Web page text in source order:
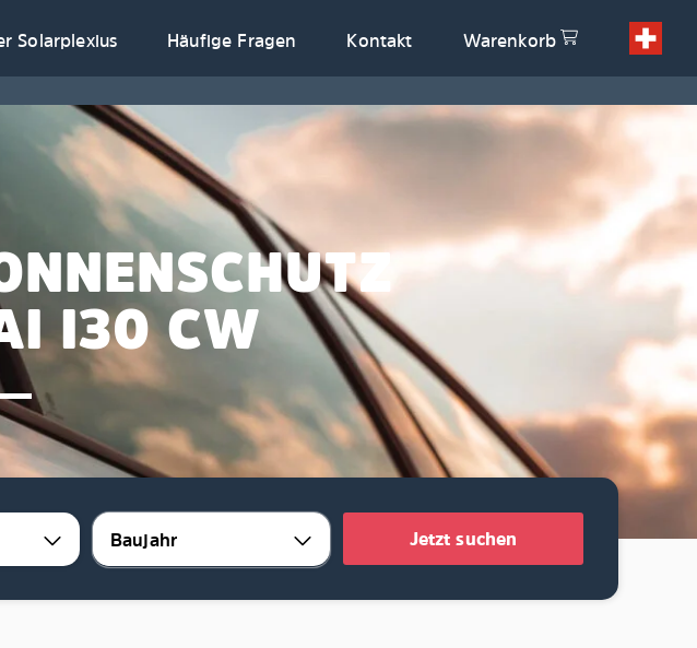
Solarplexius Häufige Fragen Kontakt Warenkorb
I30 CW
Jetzt suchen